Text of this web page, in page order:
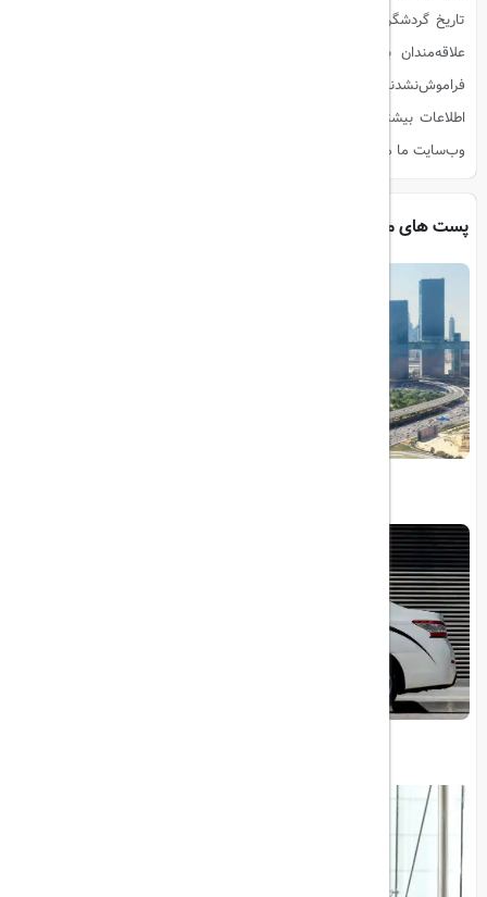
تاریخ گردشگری جهان ثبت کرده است. این تجربه هیجان‌انگیز، نه تنها برای
علاقه‌مندان به ماجراجویی، بلکه برای هر کسی که به دنبال تجربه‌ای
فراموش‌نشدنی در دل طبیعت است، یکی از بهترین گزینه‌هاست. برای کسب
اطلاعات بیشتر درباره این زیپ‌لاین و سایر جاذبه‌های گردشگری امارات، به
وب‌سایت ما مراجعه کنید و سفر بعدی خود را با ماجراجویی آغاز کنید
پست های مرتبط